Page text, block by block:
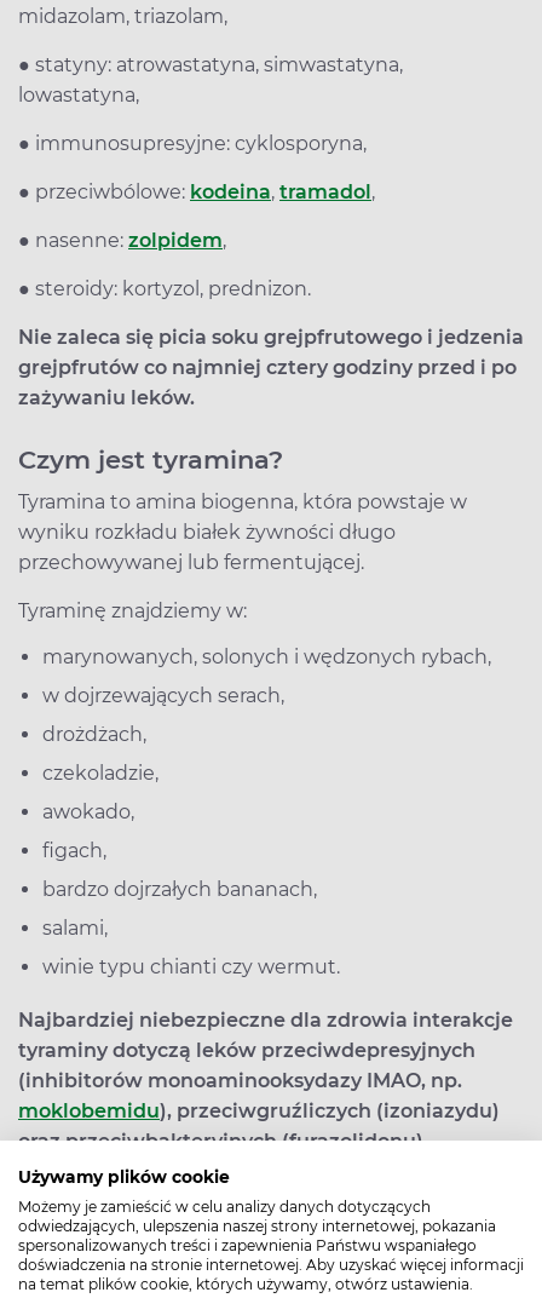
Używamy plików cookie
Możemy je zamieścić w celu analizy danych dotyczących
odwiedzających, ulepszenia naszej strony internetowej, pokazania
spersonalizowanych treści i zapewnienia Państwu wspaniałego
doświadczenia na stronie internetowej. Aby uzyskać więcej informacji
na temat plików cookie, których używamy, otwórz ustawienia.
midazolam, triazolam,
● statyny: atrowastatyna, simwastatyna,
lowastatyna,
● immunosupresyjne: cyklosporyna,
● przeciwbólowe: kodeina, tramadol,
● nasenne: zolpidem,
● steroidy: kortyzol, prednizon.
Nie zaleca się picia soku grejpfrutowego i jedzenia
grejpfrutów co najmniej cztery godziny przed i po
zażywaniu leków.
Czym jest tyramina?
Tyramina to amina biogenna, która powstaje w
wyniku rozkładu białek żywności długo
przechowywanej lub fermentującej.
Tyraminę znajdziemy w:
marynowanych, solonych i wędzonych rybach,
w dojrzewających serach,
drożdżach,
czekoladzie,
awokado,
figach,
bardzo dojrzałych bananach,
salami,
winie typu chianti czy wermut.
Najbardziej niebezpieczne dla zdrowia interakcje
tyraminy dotyczą leków przeciwdepresyjnych
(inhibitorów monoaminooksydazy IMAO, np.
moklobemidu), przeciwgruźliczych (izoniazydu)
oraz przeciwbakteryjnych (furazolidonu).
W wyniku blokowania aktywności
monoaminooksydazy na skutek działania leków
(moklobemid, izoniazyd, furazolidon) hamowany jest
metabolizm zawartej w żywności tyraminy.